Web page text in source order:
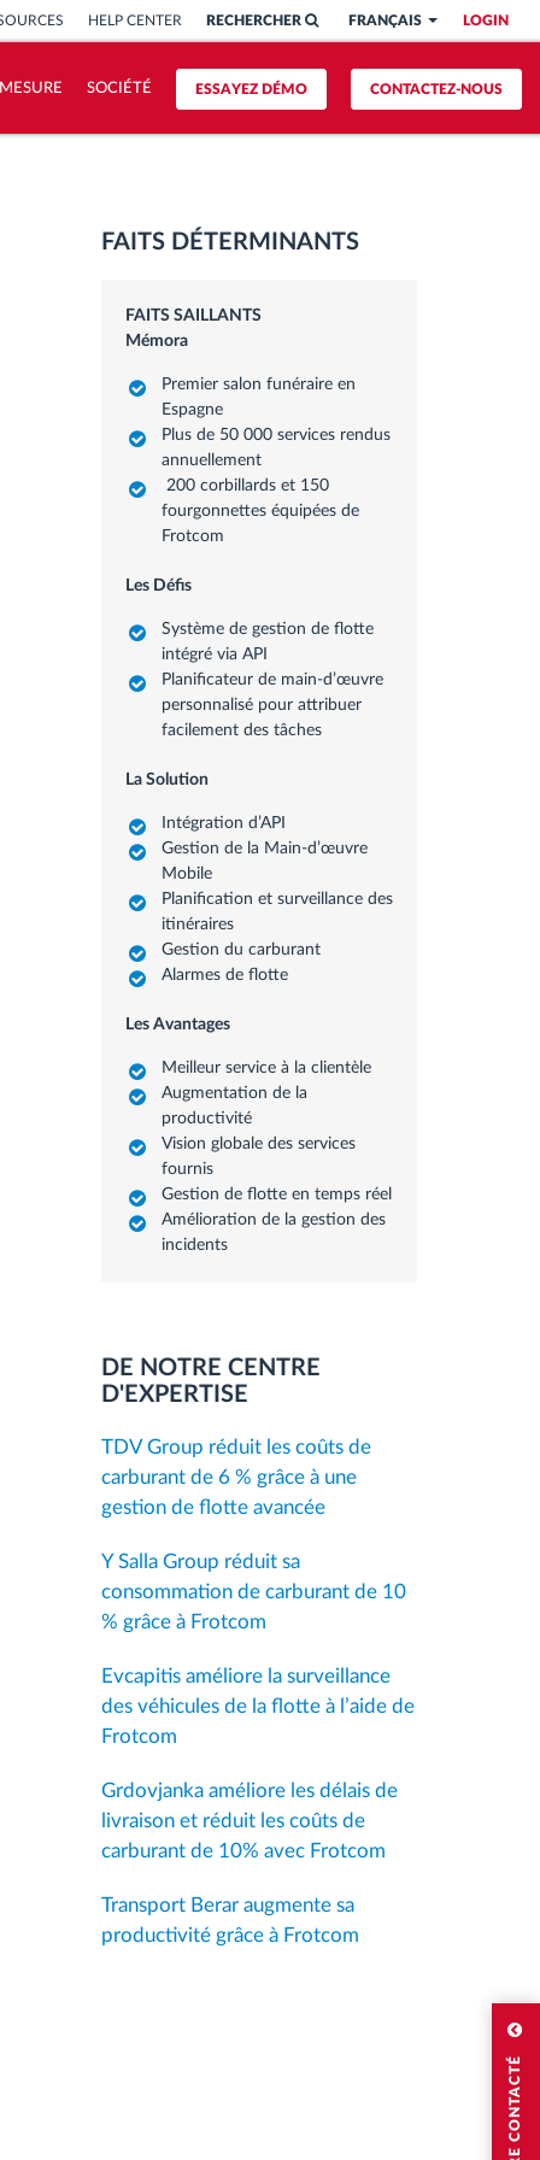
LOGIN
FRANÇAIS
RECHERCHER
HELP CENTER
CONTACTEZ-NOUS
ESSAYEZ DÉMO
SOCIÉTÉ
FAITS DÉTERMINANTS
FAITS SAILLANTS
Mémora
Premier salon funéraire en
Espagne
Plus de 50 000 services rendus
annuellement
200 corbillards et 150
fourgonnettes équipées de
Frotcom
Les Défis
Système de gestion de flotte
intégré via API
Planificateur de main-d’œuvre
personnalisé pour attribuer
facilement des tâches
La Solution
Intégration d’API
Gestion de la Main-d’œuvre
Mobile
Planification et surveillance des
itinéraires
Gestion du carburant
Alarmes de flotte
Les Avantages
Meilleur service à la clientèle
Augmentation de la
productivité
Vision globale des services
fournis
Gestion de flotte en temps réel
Amélioration de la gestion des
incidents
DE NOTRE CENTRE
D'EXPERTISE
TDV Group réduit les coûts de
carburant de 6 % grâce à une
gestion de flotte avancée
Y Salla Group réduit sa
consommation de carburant de 10
% grâce à Frotcom
Evcapitis améliore la surveillance
des véhicules de la flotte à l’aide de
Frotcom
Grdovjanka améliore les délais de
livraison et réduit les coûts de
carburant de 10% avec Frotcom
Transport Berar augmente sa
productivité grâce à Frotcom